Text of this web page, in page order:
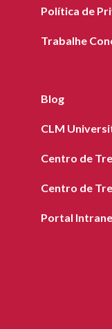
Política de
Trabalhe
Blog
CLM
Centro de
Centro de
Portal